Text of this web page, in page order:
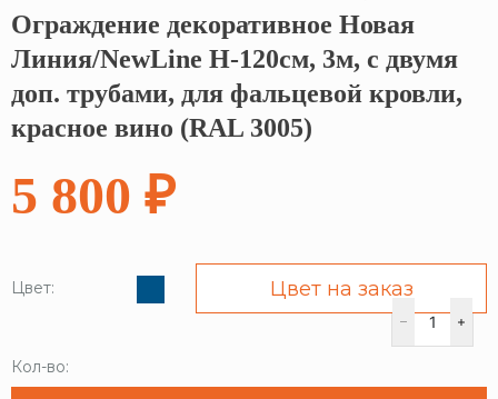
Кликните, чтобы скопировать прямую ссылку
Ограждение декоративное Новая
Линия/NewLine H-120см, 3м, с двумя
доп. трубами, для фальцевой кровли,
красное вино (RAL 3005)
5 800 ₽
Цвет: Цвет на заказ
Кол-во: